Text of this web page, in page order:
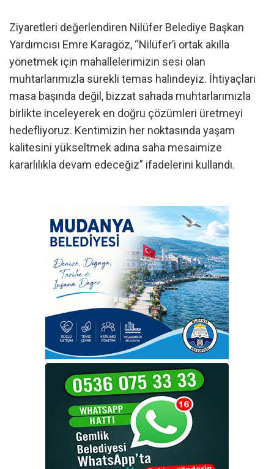
Ziyaretleri değerlendiren Nilüfer Belediye Başkan
Yardımcısı Emre Karagöz, “Nilüfer’i ortak akılla
yönetmek için mahallelerimizin sesi olan
muhtarlarımızla sürekli temas halindeyiz. İhtiyaçları
masa başında değil, bizzat sahada muhtarlarımızla
birlikte inceleyerek en doğru çözümleri üretmeyi
hedefliyoruz. Kentimizin her noktasında yaşam
kalitesini yükseltmek adına saha mesaimize
kararlılıkla devam edeceğiz” ifadelerini kullandı.